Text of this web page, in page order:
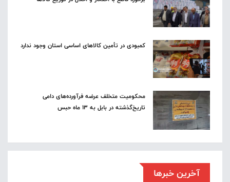
کمبودی در تأمین کالاهای اساسی استان وجود ندارد
محکومیت متخلف عرضه فرآورده‌های دامی
تاریخ‌گذشته در بابل به ۱۳ ماه حبس
آخرین خبرها